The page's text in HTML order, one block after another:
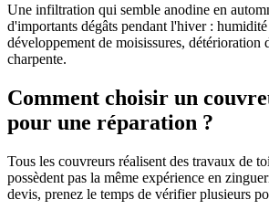
Une infiltration qui semble anodine en
d'importants dégâts pendant l'hiver :
développement de moisissures, détérioration
charpente.
Comment choisir un
pour une réparation ?
Tous les couvreurs réalisent des travaux de
possèdent pas la même expérience en
devis, prenez le temps de vérifier plusieurs